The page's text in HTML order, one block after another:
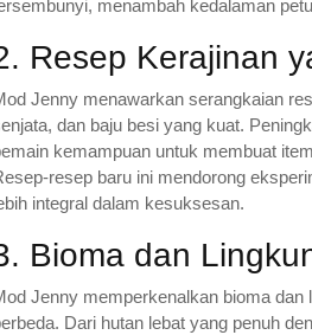
menambah kedalaman
Resep Kerajinan
Jenny menawarkan serangkaian
dan baju besi yang kuat.
kemampuan untuk membuat
resep baru ini mendorong
integral dalam kesuksesan.
Bioma dan
Jenny memperkenalkan bioma
Dari hutan lebat yang penuh